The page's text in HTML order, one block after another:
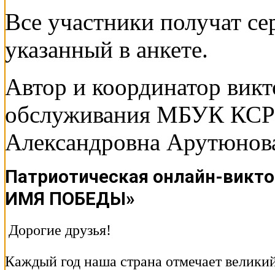
Все участники получат
указанный в анкете.
Автор и координатор
обслуживания МБУК
Александровна